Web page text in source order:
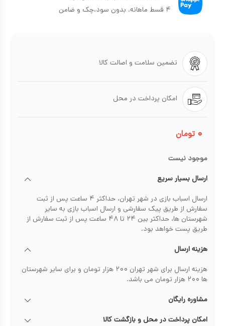
۴ قسط ماهانه. بدون سود،چک و ضامن
تضمین سلامت و اصالت کالا
امکان پرداخت در محل
۰ تومان
موجود نیست
ارسال بسیار سریع
ارسال اسباب بازی در شهر تهران، حداکثر ۴ ساعت پس از ثبت
سفارش از طریق پیک سفارشی و ارسال اسباب بازی به سایر
شهرستان ها، حداکثر بین ۲۴ تا ۴۸ ساعت پس از ثبت سفارش از
طریق پست خواهد بود.
هزینه ارسال
هزینه ارسال برای شهر تهران ۲۰۰ هزار تومان و برای سایر شهرستان
ها ۲۰۰ هزار تومان می باشد.
مشاوره رایگان
امکان پرداخت در محل و بازگشت کالا